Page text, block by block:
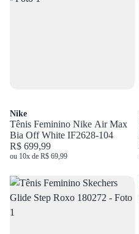
Nike
Tênis Feminino Nike Air Max
Bia Off White IF2628-104
R$ 699,99
ou 10x de R$ 69,99